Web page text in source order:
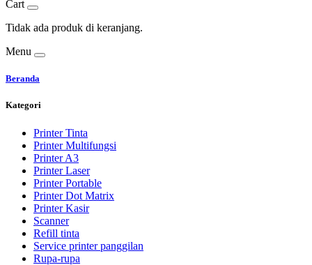
Cart
Tidak ada produk di keranjang.
Menu
Beranda
Kategori
Printer Tinta
Printer Multifungsi
Printer A3
Printer Laser
Printer Portable
Printer Dot Matrix
Printer Kasir
Scanner
Refill tinta
Service printer panggilan
Rupa-rupa